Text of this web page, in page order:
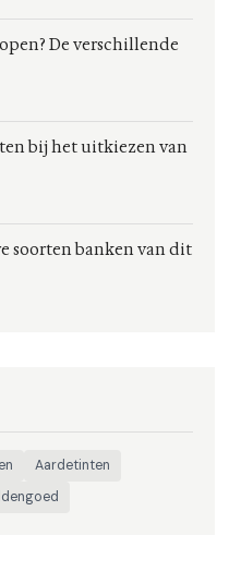
De verschillende
bij het uitkiezen van
soorten banken van dit
Aardetinten